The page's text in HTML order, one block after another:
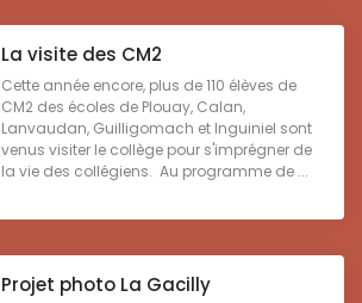
La visite des CM2
Cette année encore, plus de 110 élèves de
CM2 des écoles de Plouay, Calan,
Lanvaudan, Guilligomach et Inguiniel sont
venus visiter le collège pour s'imprégner de
la vie des collégiens. Au programme de ...
Projet photo La Gacilly